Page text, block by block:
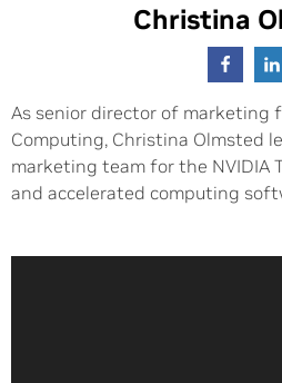
Christina
As senior director of marketing
Computing, Christina Olmsted
marketing team for the NVIDIA
and accelerated computing